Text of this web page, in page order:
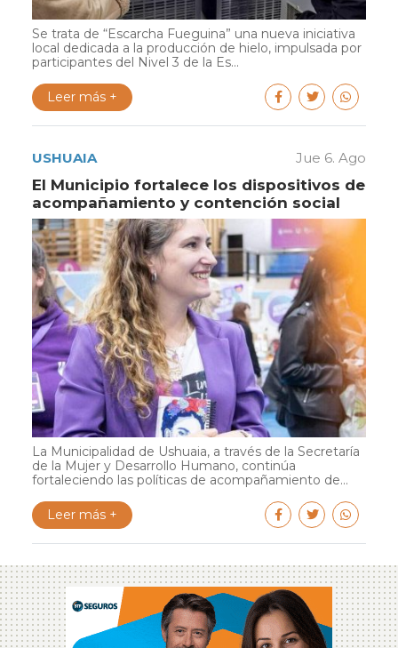
Se trata de “Escarcha Fueguina” una nueva iniciativa
local dedicada a la producción de hielo, impulsada por
participantes del Nivel 3 de la Es...
Leer más +
USHUAIA Jue 6. Ago
El Municipio fortalece los dispositivos de
acompañamiento y contención social
La Municipalidad de Ushuaia, a través de la Secretaría
de la Mujer y Desarrollo Humano, continúa
fortaleciendo las políticas de acompañamiento de...
Leer más +